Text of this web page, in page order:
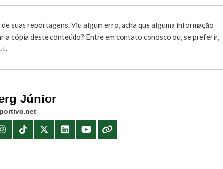
suas reportagens. Viu algum erro, acha que alguma informação
a cópia deste conteúdo? Entre em contato conosco ou, se preferir,
.
Júnior